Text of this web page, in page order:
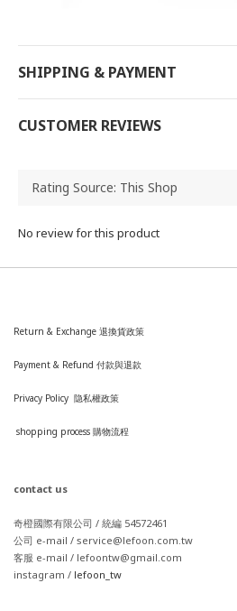
SHIPPING & PAYMENT
CUSTOMER REVIEWS
No review for this product
Return & Exchange 退換貨政策
Payment & Refund 付款與退款
Privacy Policy 隐私權政策
shopping process 購物流程
contact us
奇橙國際有限公司 / 統編 54572461
公司 e-mail / service@lefoon.com.tw
客服 e-mail / lefoontw@gmail.com
instagram / lefoon_tw